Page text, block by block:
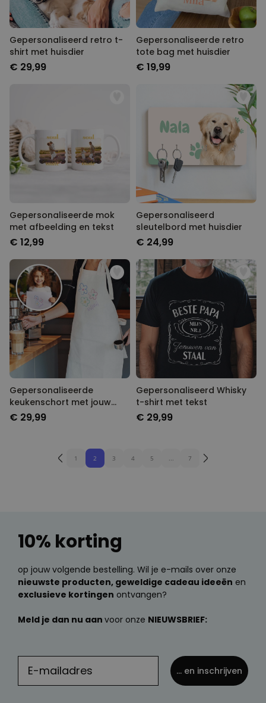
Gepersonaliseerd retro t-
shirt met huisdier
€ 29,99
Gepersonaliseerde retro
tote bag met huisdier
€ 19,99
Gepersonaliseerde mok
met afbeelding en tekst
€ 12,99
Gepersonaliseerd
sleutelbord met huisdier
€ 24,99
Gepersonaliseerde
keukenschort met jouw
tekening
€ 29,99
Gepersonaliseerd Whisky
t-shirt met tekst
€ 29,99
1 2 3 4 5 ... 7
10% korting
op jouw volgende bestelling. Wil je e-mails over onze
nieuwste producten, geweldige cadeau ideeën en
exclusieve kortingen ontvangen?
Meld je dan nu aan voor onze NIEUWSBRIEF:
... en inschrijven